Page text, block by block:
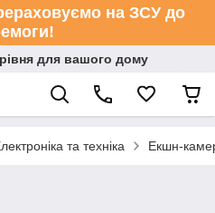
на ЗСУ до
для вашого дому
та техніка Екшн-